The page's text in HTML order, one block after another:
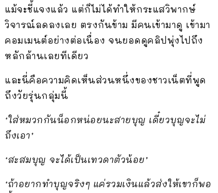
แม้จะชี้แจงแล้ว แต่ก็ไม่ได้ทำให้กระแสวิพากษ์
วิจารณ์ลดลงเลย ตรงกันข้าม มีคนเข้ามาดู เข้ามา
คอมเมนต์อย่างต่อเนื่อง จนยอดดูคลิปพุ่งไปถึง
หลักล้านเลยทีเดียว
และนี่คือความคิดเห็นส่วนหนึ่งของชาวเน็ตที่พูด
ถึงวัยรุ่นกลุ่มนี้
‘ใส่หมวกกันน็อกหน่อยนะสายบุญ เดี๋ยวบุญจะไม่
ถึงเอา’
‘สะสมบุญ จะได้เป็นเทวดาตัวน้อย’
‘ถ้าอยากทำบุญจริงๆ แค่รวมเงินแล้วส่งให้เขาก็พอ